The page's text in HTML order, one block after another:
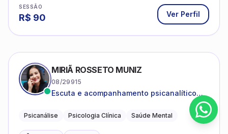
SESSÃO
R$ 90 Ver Perfil
MIRIÃ ROSSETO MUNIZ
08/29915
Escuta e acompanhamento psicanalítico
Psicanálise Psicologia Clínica Saúde Mental